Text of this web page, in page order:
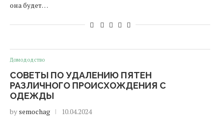
она будет…
Домододство
СОВЕТЫ ПО УДАЛЕНИЮ ПЯТЕН
РАЗЛИЧНОГО ПРОИСХОЖДЕНИЯ С
ОДЕЖДЫ
by semochag 10.04.2024